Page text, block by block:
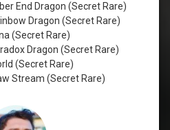
End Dragon (Secret Rare)
Dragon (Secret Rare)
(Secret Rare)
Dragon (Secret Rare)
(Secret Rare)
Stream (Secret Rare)